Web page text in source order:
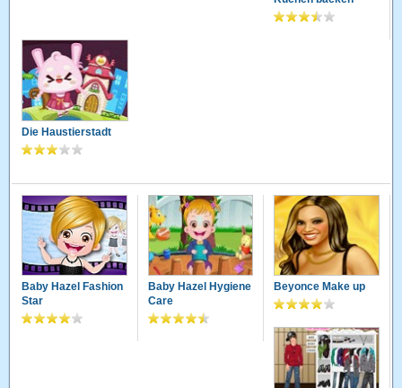
Die Haustierstadt
Baby Hazel Fashion
Star
Baby Hazel Hygiene
Care
Beyonce Make up